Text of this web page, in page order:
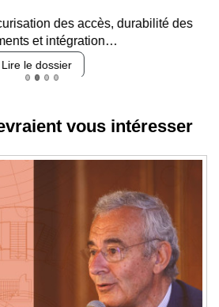
des accès, durabilité des
et intégration…
Lire le dossier
vous intéresser